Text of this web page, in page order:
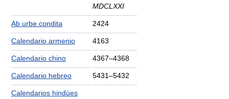
MDCLXXI
Ab urbe condita 2424
Calendario armenio 4163
Calendario chino 4367–4368
Calendario hebreo 5431–5432
Calendarios hindúes